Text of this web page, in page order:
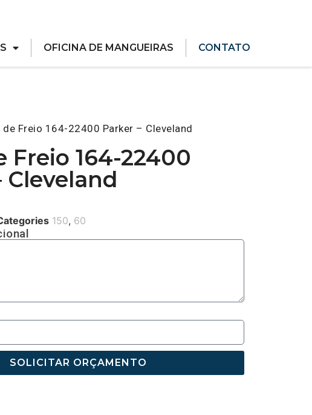
OFICINA DE MANGUEIRAS CONTATO
Freio 164-22400 Parker – Cleveland
Freio 164-22400
Cleveland
150, 60
SOLICITAR ORÇAMENTO